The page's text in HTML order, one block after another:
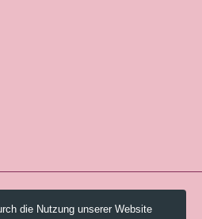
Zürich.
die Nutzung unserer Website